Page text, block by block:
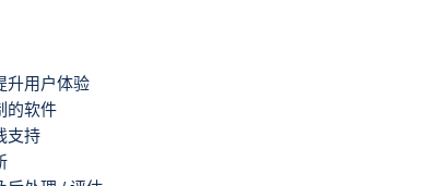
升用户体验
的软件
支持